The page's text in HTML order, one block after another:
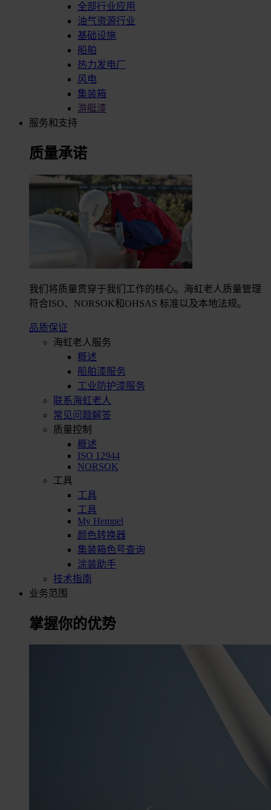
全部行业应用
油气资源行业
基础设施
船舶
热力发电厂
风电
集装箱
游艇漆
服务和支持
质量承诺
我们将质量贯穿于我们工作的核心。海虹老人质量管理
符合ISO、NORSOK和OHSAS 标准以及本地法规。
品质保证
海虹老人服务
概述
船舶漆服务
工业防护漆服务
联系海虹老人
常见问题解答
质量控制
概述
ISO 12944
NORSOK
工具
工具
工具
My Hempel
颜色转换器
集装箱色号查询
涂装助手
技术指南
业务范围
掌握你的优势